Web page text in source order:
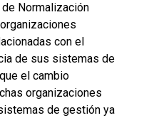
Normalización
con el
de sus sistemas de
el cambio
organizaciones
de gestión ya